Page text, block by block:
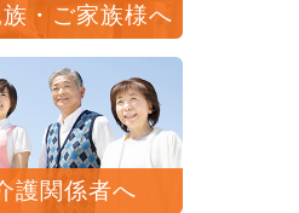
・ご家族様へ
護関係者へ